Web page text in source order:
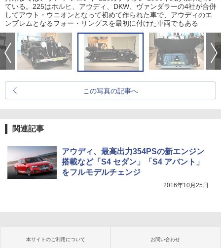
ている。225はホルヒ、アウディ、DKW、ヴァンダラーの4社が合併
してアウト・ウニオンとなって初めて作られた車で、アウディのエ
ンブレムとなるフォー・リングスを最初に付けた車両でもある
この写真の記事へ
関連記事
アウディ、最高出力354PSの新エンジン
搭載など「S4 セダン」「S4 アバント」
をフルモデルチェンジ
2016年10月25日
本サイトのご利用について お問い合わせ